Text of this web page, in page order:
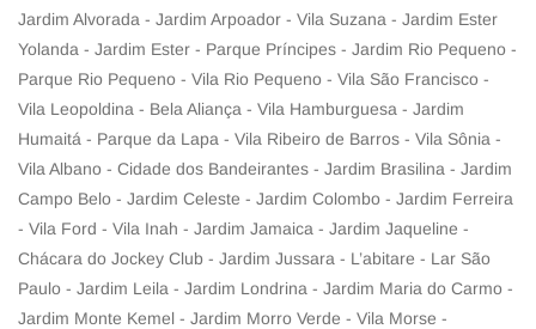
Jardim Alvorada - Jardim Arpoador - Vila Suzana - Jardim Ester
Yolanda - Jardim Ester - Parque Príncipes - Jardim Rio Pequeno -
Parque Rio Pequeno - Vila Rio Pequeno - Vila São Francisco -
Vila Leopoldina - Bela Aliança - Vila Hamburguesa - Jardim
Humaitá - Parque da Lapa - Vila Ribeiro de Barros - Vila Sônia -
Vila Albano - Cidade dos Bandeirantes - Jardim Brasilina - Jardim
Campo Belo - Jardim Celeste - Jardim Colombo - Jardim Ferreira
- Vila Ford - Vila Inah - Jardim Jamaica - Jardim Jaqueline -
Chácara do Jockey Club - Jardim Jussara - L’abitare - Lar São
Paulo - Jardim Leila - Jardim Londrina - Jardim Maria do Carmo -
Jardim Monte Kemel - Jardim Morro Verde - Vila Morse -